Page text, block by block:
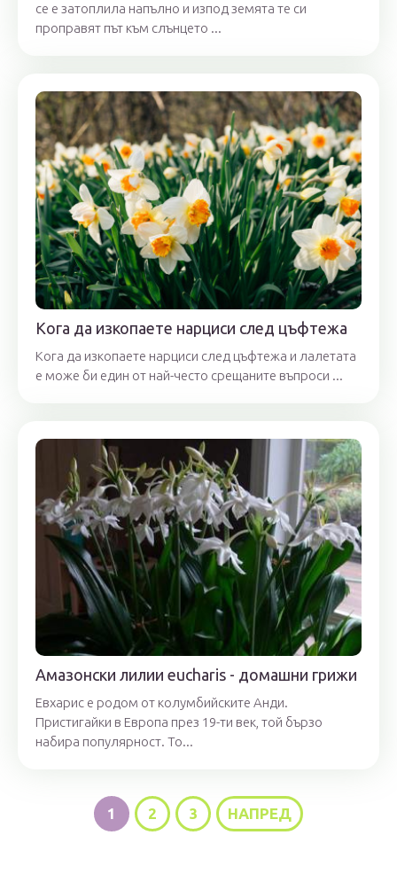
се е затоплила напълно и изпод земята те си
проправят път към слънцето ...
Кога да изкопаете нарциси след цъфтежа
Кога да изкопаете нарциси след цъфтежа и лалетата
е може би един от най-често срещаните въпроси ...
Амазонски лилии eucharis - домашни грижи
Евхарис е родом от колумбийските Анди.
Пристигайки в Европа през 19-ти век, той бързо
набира популярност. То...
1 2 3 НАПРЕД